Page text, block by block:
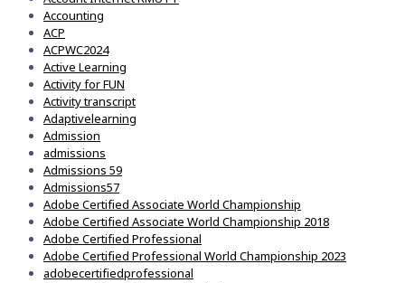
Accounting
ACP
ACPWC2024
Active Learning
Activity for FUN
Activity transcript
Adaptivelearning
Admission
admissions
Admissions 59
Admissions57
Adobe Certified Associate World Championship
Adobe Certified Associate World Championship 2018
Adobe Certified Professional
Adobe Certified Professional World Championship 2023
adobecertifiedprofessional